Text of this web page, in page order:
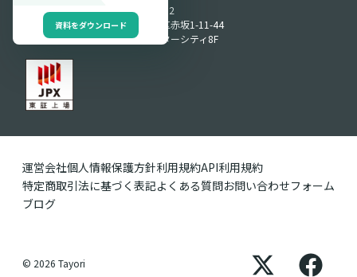
〒107-0052
東京都港区赤坂1-11-44
赤坂インターシティ8F
運営会社個人情報保護方針利用規約API利用規約
特定商取引法に基づく表記よくある質問お問い合わせフォーム
ブログ
© 2026 Tayori
資料をダウンロード